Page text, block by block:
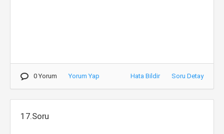
0 Yorum Yorum Yap Hata Bildir Soru Detay
17.Soru